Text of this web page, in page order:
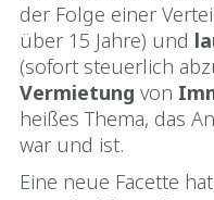
der Folge einer
über 15 Jahre) und
(sofort steuerlich
Vermietung von
heißes Thema, das
war und ist.
Eine neue Facette